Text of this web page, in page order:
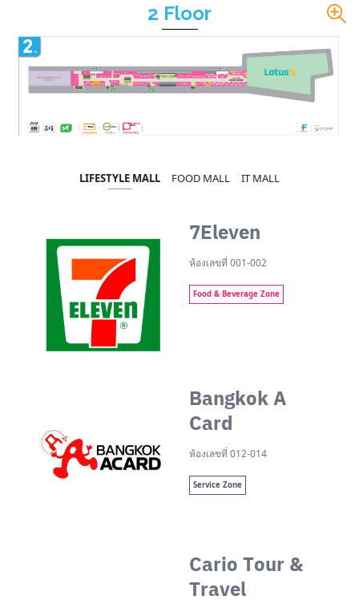
2 Floor
LIFESTYLE MALL FOOD MALL IT MALL
7Eleven
ห้องเลขที่ 001-002
Food & Beverage Zone
Bangkok A
Card
ห้องเลขที่ 012-014
Service Zone
Cario Tour &
Travel